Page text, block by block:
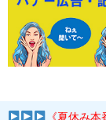
《夏休み本